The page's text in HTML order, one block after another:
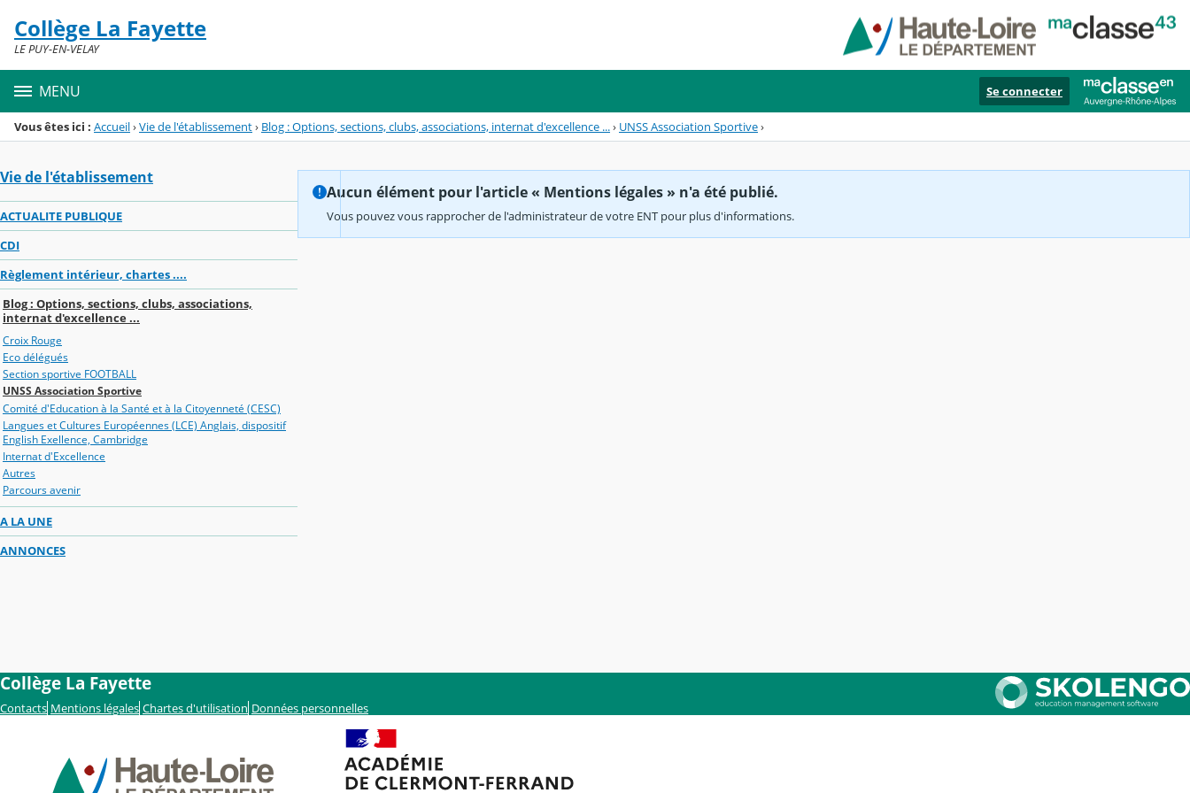
Menu de la rubrique
Contenu
Collège La Fayette
LE PUY-EN-VELAY
MENU Se connecter
Vous êtes ici : Accueil›Vie de l'établissement› Blog : Options, sections, clubs, associations, internat d'excellence ...› UNSS Association Sportive›
Vie de l'établissement
ACTUALITE PUBLIQUE
CDI
Règlement intérieur, chartes ....
Blog : Options, sections, clubs, associations,
internat d'excellence ...
Croix Rouge
Eco délégués
Section sportive FOOTBALL
UNSS Association Sportive
Comité d'Education à la Santé et à la Citoyenneté (CESC)
Langues et Cultures Européennes (LCE) Anglais, dispositif
English Exellence, Cambridge
Internat d'Excellence
Autres
Parcours avenir
A LA UNE
ANNONCES
Aucun élément pour l'article « Mentions légales » n'a été publié.
Vous pouvez vous rapprocher de l'administrateur de votre ENT pour plus d'informations.
Collège La Fayette
Contacts Mentions légales Chartes d'utilisation Données personnelles